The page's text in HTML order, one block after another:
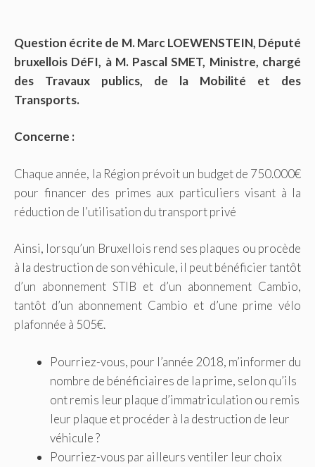
Question écrite de M. Marc LOEWENSTEIN, Député
bruxellois DéFI, à M. Pascal SMET, Ministre, chargé
des Travaux publics, de la Mobilité et des
Transports.
Concerne :
Chaque année, la Région prévoit un budget de 750.000€
pour financer des primes aux particuliers visant à la
réduction de l’utilisation du transport privé
Ainsi, lorsqu’un Bruxellois rend ses plaques ou procède
à la destruction de son véhicule, il peut bénéficier tantôt
d’un abonnement STIB et d’un abonnement Cambio,
tantôt d’un abonnement Cambio et d’une prime vélo
plafonnée à 505€.
Pourriez-vous, pour l’année 2018, m’informer du
nombre de bénéficiaires de la prime, selon qu’ils
ont remis leur plaque d’immatriculation ou remis
leur plaque et procéder à la destruction de leur
véhicule ?
Pourriez-vous par ailleurs ventiler leur choix